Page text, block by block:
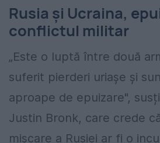
Rusia și Ucraina,
conflictul militar
„Este o luptă între două
suferit pierderi uriașe și
aproape de epuizare",
Justin Bronk, care crede
mișcare a Rusiei ar fi o